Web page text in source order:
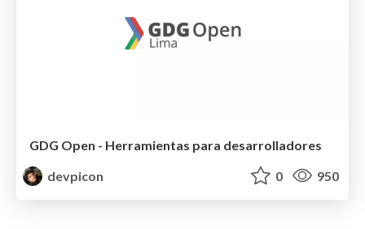
GDG Open - Herramientas para desarrolladores
devpicon
0 950